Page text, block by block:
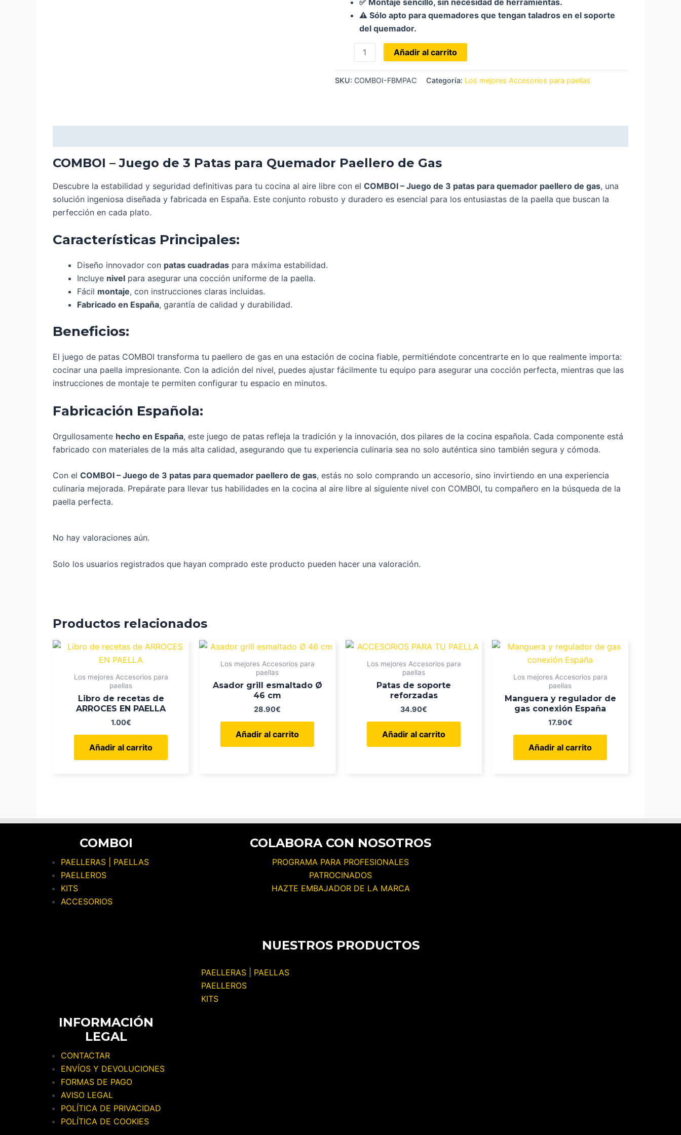
⚠️ Sólo apto para quemadores que tengan taladros en el soporte
del quemador.
soporte
Añadir al carrito
SKU: COMBOI-FBMPAC Categoría: Los mejores Accesorios para paellas
COMBOI – Juego de 3 Patas para Quemador Paellero de Gas
Descubre la estabilidad y seguridad definitivas para tu cocina al aire libre con el COMBOI – Juego de 3 patas para quemador paellero de gas, una
solución ingeniosa diseñada y fabricada en España. Este conjunto robusto y duradero es esencial para los entusiastas de la paella que buscan la
perfección en cada plato.
Características Principales:
Diseño innovador con patas cuadradas para máxima estabilidad.
Incluye nivel para asegurar una cocción uniforme de la paella.
Fácil montaje, con instrucciones claras incluidas.
Fabricado en España, garantía de calidad y durabilidad.
Beneficios:
El juego de patas COMBOI transforma tu paellero de gas en una estación de cocina fiable, permitiéndote concentrarte en lo que realmente importa:
cocinar una paella impresionante. Con la adición del nivel, puedes ajustar fácilmente tu equipo para asegurar una cocción perfecta, mientras que las
instrucciones de montaje te permiten configurar tu espacio en minutos.
Fabricación Española:
Orgullosamente hecho en España, este juego de patas refleja la tradición y la innovación, dos pilares de la cocina española. Cada componente está
fabricado con materiales de la más alta calidad, asegurando que tu experiencia culinaria sea no solo auténtica sino también segura y cómoda.
Con el COMBOI – Juego de 3 patas para quemador paellero de gas, estás no solo comprando un accesorio, sino invirtiendo en una experiencia
culinaria mejorada. Prepárate para llevar tus habilidades en la cocina al aire libre al siguiente nivel con COMBOI, tu compañero en la búsqueda de la
paella perfecta.
No hay valoraciones aún.
Solo los usuarios registrados que hayan comprado este producto pueden hacer una valoración.
Productos relacionados
Los mejores Accesorios para
paellas
Libro de recetas de
ARROCES EN PAELLA
1.00€
Añadir al carrito
Los mejores Accesorios para
paellas
Asador grill esmaltado Ø
46 cm
28.90€
Añadir al carrito
Los mejores Accesorios para
paellas
Patas de soporte
reforzadas
34.90€
Añadir al carrito
Los mejores Accesorios para
paellas
Manguera y regulador de
gas conexión España
17.90€
Añadir al carrito
COMBOI
PAELLERAS | PAELLAS
PAELLEROS
KITS
ACCESORIOS
COLABORA CON NOSOTROS
PROGRAMA PARA PROFESIONALES
PATROCINADOS
HAZTE EMBAJADOR DE LA MARCA
NUESTROS PRODUCTOS
PAELLERAS | PAELLAS
PAELLEROS
KITS
INFORMACIÓN
LEGAL
CONTACTAR
ENVÍOS Y DEVOLUCIONES
FORMAS DE PAGO
AVISO LEGAL
POLÍTICA DE PRIVACIDAD
POLÍTICA DE COOKIES